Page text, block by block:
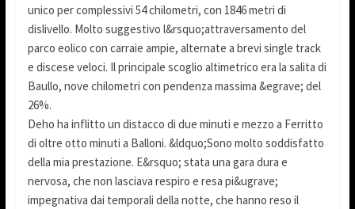
unico per complessivi 54 chilometri, con 1846 metri di
dislivello. Molto suggestivo l&rsquo;attraversamento del
parco eolico con carraie ampie, alternate a brevi single track
e discese veloci. Il principale scoglio altimetrico era la salita di
Baullo, nove chilometri con pendenza massima &egrave; del
26%.
Deho ha inflitto un distacco di due minuti e mezzo a Ferritto
di oltre otto minuti a Balloni. &ldquo;Sono molto soddisfatto
della mia prestazione. E&rsquo; stata una gara dura e
nervosa, che non lasciava respiro e resa pi&ugrave;
impegnativa dai temporali della notte, che hanno reso il